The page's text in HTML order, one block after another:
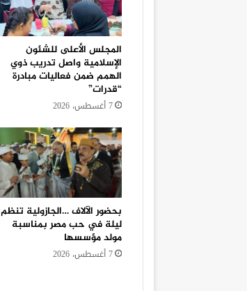
المجلس الأعلى للشئون
الإسلامية واصل تدريب ذوي
الهمم ضمن فعاليات مبادرة
“قدرات”
7 أغسطس، 2026
بحضور الآلاف …الجازولية تنظم
ليلة في حب مصر بمناسبة
مولد مؤسسها
7 أغسطس، 2026